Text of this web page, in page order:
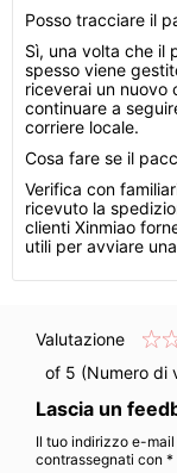
Posso tracciare il
Sì, una volta che il
spesso viene
riceverai un
continuare a
corriere locale.
Cosa fare se il
Verifica con
ricevuto la
clienti Xinmiao
utili per avviare
Valutazione
of 5 (Numero di
Lascia un
Il tuo indirizzo e-
contrassegnati con *